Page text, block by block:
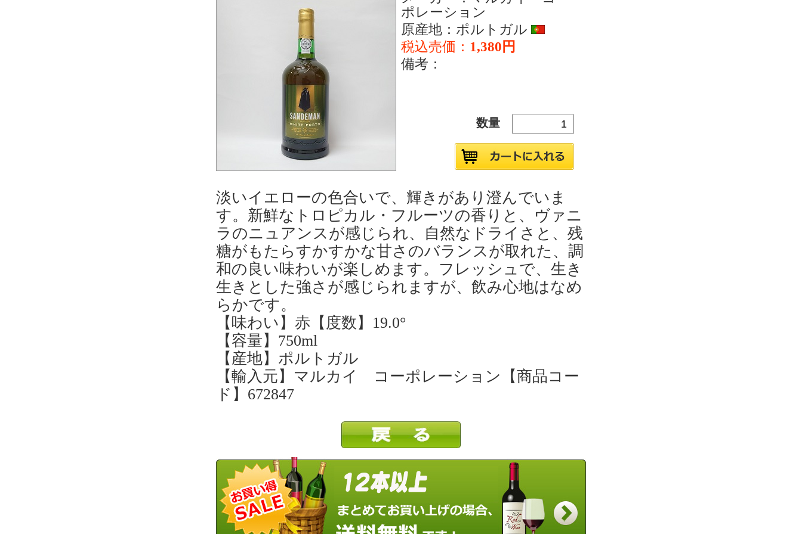
ポレーション
原産地：ポルトガル
税込売価： 1,380円
備考：
数量
淡いイエローの色合いで、輝きがあり澄んでいま
す。新鮮なトロピカル・フルーツの香りと、ヴァニ
ラのニュアンスが感じられ、自然なドライさと、残
糖がもたらすかすかな甘さのバランスが取れた、調
和の良い味わいが楽しめます。フレッシュで、生き
生きとした強さが感じられますが、飲み心地はなめ
らかです。
【味わい】赤【度数】19.0°
【容量】750ml
【産地】ポルトガル
【輸入元】マルカイ コーポレーション【商品コー
ド】672847